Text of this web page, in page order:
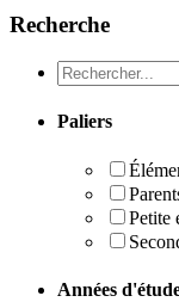
Recherche
Recheche
Paliers
Petite
Années